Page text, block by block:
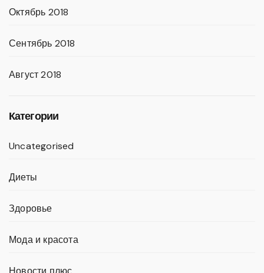
Октябрь 2018
Сентябрь 2018
Август 2018
Категории
Uncategorised
Диеты
Здоровье
Мода и красота